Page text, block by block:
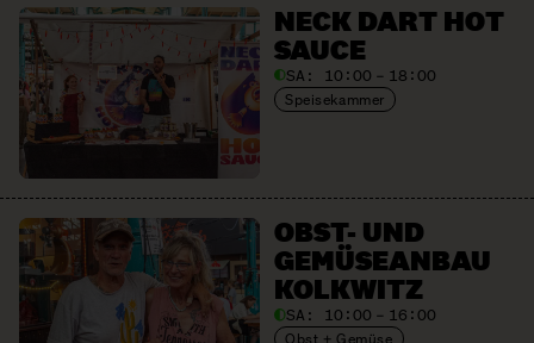
NECK DART HOT
SAUCE
SA: 10:00 – 18:00
Speisekammer
OBST- UND
GEMÜSE­ANBAU
KOLKWITZ
SA: 10:00 – 16:00
Obst + Gemüse